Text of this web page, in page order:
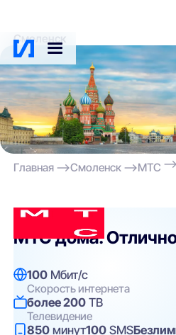
Смоленск
Главная Смоленск МТС
МТС
МТС дома.
100 Мбит/с
Скорость интернета
более 200 ТВ
Телевидение
850 минут100 SMS